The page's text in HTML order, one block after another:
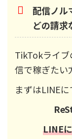
配信ノル
どの請求
TikTokライ
信で稼ぎたい
まずはLINE
LINE